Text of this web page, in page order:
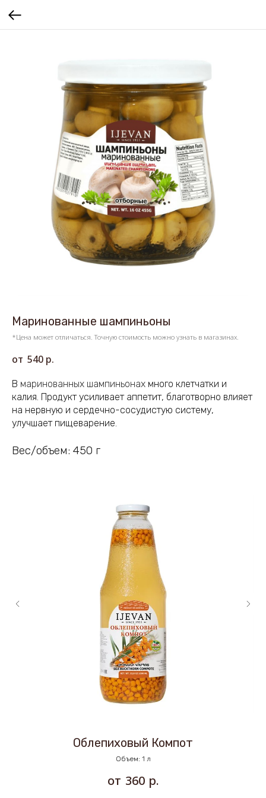
Маринованные шампиньоны
*Цена может отличаться. Точную стоимость можно узнать в магазинах.
540 р.
В маринованных шампиньонах много клетчатки и
калия. Продукт усиливает аппетит, благотворно влияет
на нервную и сердечно-сосудистую систему,
улучшает пищеварение.
Вес/объем: 450 г
Облепиховый Компот
Объем: 1 л
360 р.